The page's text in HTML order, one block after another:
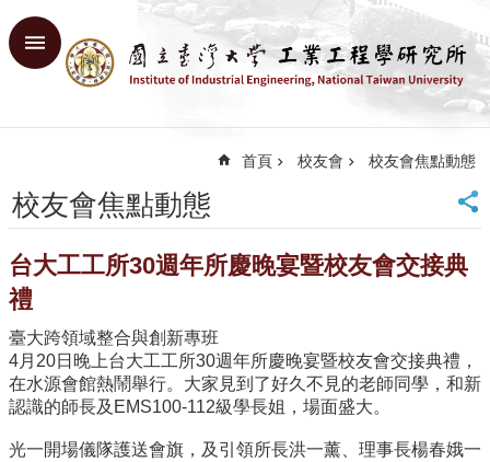
跳到主要內容區塊
進
首
頁
大
網
站
導
覽
English
首頁 校友會 校友會焦點動態
校友會焦點動態
台大工工所30週年所慶晚宴暨校友會交接典
禮
臺大跨領域整合與創新專班
4月20日晚上台大工工所30週年所慶晚宴暨校友會交接典禮，
在水源會館熱鬧舉行。大家見到了好久不見的老師同學，和新
認識的師長及EMS100-112級學長姐，場面盛大。
光一開場儀隊護送會旗，及引領所長洪一薰、理事長楊春娥一